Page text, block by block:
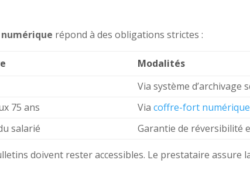
répond à des obligations strictes :
Modalités
Via système d’archivage
75 ans Viacoffre-fort numérique
salarié Garantie de réversibilité
doivent rester accessibles. Le prestataire assure